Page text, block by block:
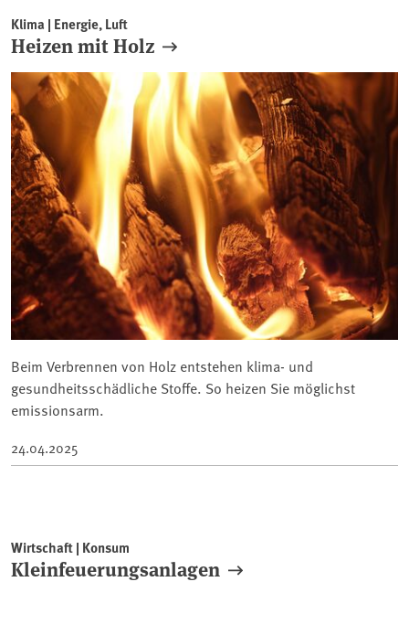
Klima | Energie, Luft
Heizen mit Holz
Beim Verbrennen von Holz entstehen klima- und
gesundheitsschädliche Stoffe. So heizen Sie möglichst
emissionsarm.
24.04.2025
Wirtschaft | Konsum
Kleinfeuerungsanlagen